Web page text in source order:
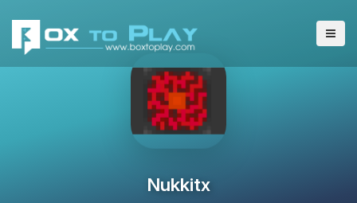
Nukkitx